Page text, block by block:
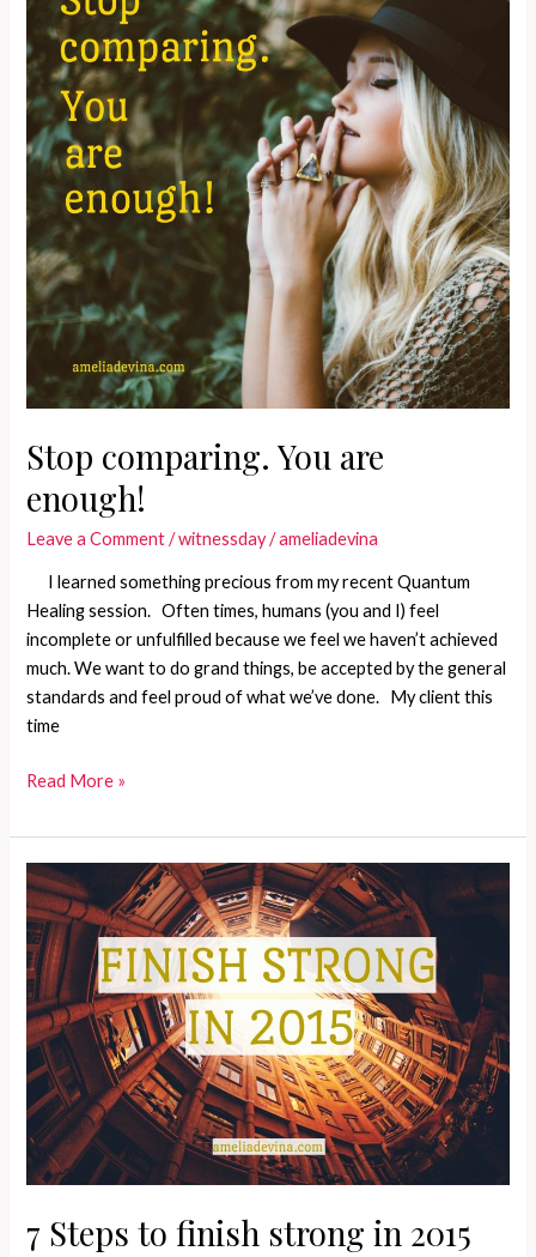
itu
sudah
cukup!
Stop comparing. You are
enough!
Leave a Comment /witnessday/ameliadevina
I learned something precious from my recent Quantum
Healing session. Often times, humans (you and I) feel
incomplete or unfulfilled because we feel we haven’t achieved
much. We want to do grand things, be accepted by the general
standards and feel proud of what we’ve done. My client this
time
Stop
You
are
enough!
Read More »
7 Steps to finish strong in 2015